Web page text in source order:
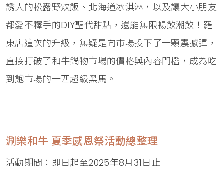
誘人的松露野炊飯、北海道冰淇淋，以及讓大小朋友
都愛不釋手的DIY聖代甜點，還能無限暢飲潮飲！羅
東店這次的升級，無疑是向市場投下了一顆震撼彈，
直接打破了和牛鍋物市場的價格與內容門檻，成為吃
到飽市場的一匹超級黑馬。
涮樂和牛 夏季感恩祭活動總整理
活動期間：即日起至2025年8月31日止